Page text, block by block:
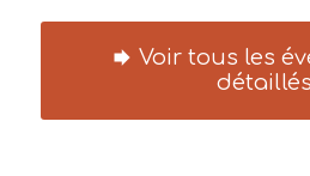
Voir tous les